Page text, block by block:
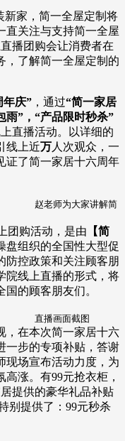
新家，简一全屋定制将
直关注与支持简一全屋
播团购会让消费者在
，了解简一全屋定制的
年庆” ，通过“简一家居
雨”，“产品限时秒杀”
直播活动。以详细的
线上近万人次观众，一
证了简一家居十六周年
讲解简
购活动，是由 【简
盘组织的全国性大型促
防控政策和关注顾客朋
院线上直播的形式，将
的顾客朋友们。
图
在本次简一家居十六
一步的专项补贴，答谢
现场宣布活动力度，为
涨。有99元抢衣柜，
提供的豪华礼品补贴
别提供了：99元秒杀